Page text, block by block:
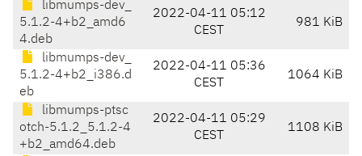
libmumps-dev_
5.1.2-4+b2_amd6
4.deb
2022-04-11 05:12
CEST
981 KiB
libmumps-dev_
5.1.2-4+b2_i386.d
eb
2022-04-11 05:36
CEST
1064 KiB
libmumps-ptsc
otch-5.1.2_5.1.2-4
+b2_amd64.deb
2022-04-11 05:29
CEST
1108 KiB